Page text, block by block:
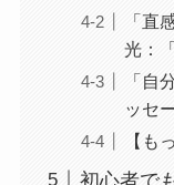
「直
光：
「自
ッセ
【も
初心者で